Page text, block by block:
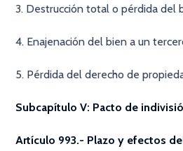
3. Destrucción total o pérdida del
4. Enajenación del bien a un
5. Pérdida del derecho de
Subcapítulo V: Pacto de
Artículo 993.- Plazo y efectos